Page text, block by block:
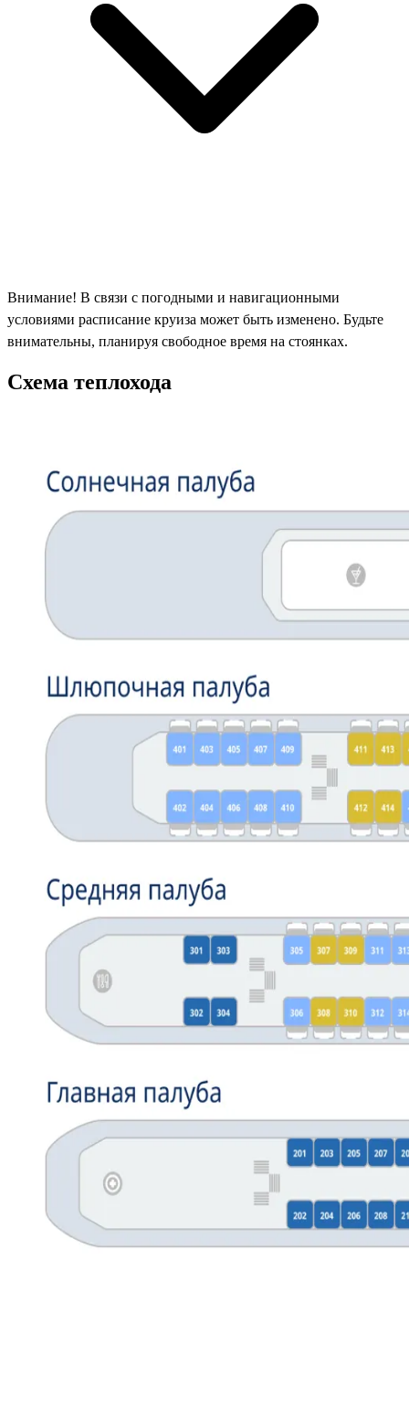
Внимание! В связи с погодными и навигационными
условиями расписание круиза может быть изменено. Будьте
внимательны, планируя свободное время на стоянках.
Схема теплохода